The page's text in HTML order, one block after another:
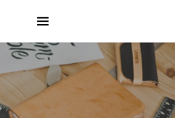
are available use up and